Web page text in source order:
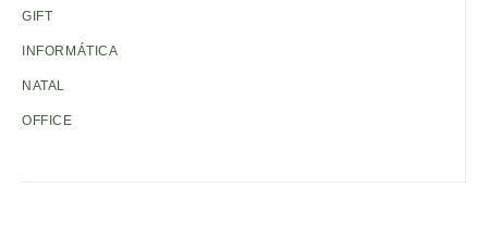
GIFT
INFORMÁTICA
NATAL
OFFICE